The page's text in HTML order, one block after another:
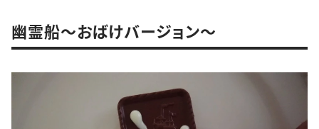
幽霊船～おばけバージョン～